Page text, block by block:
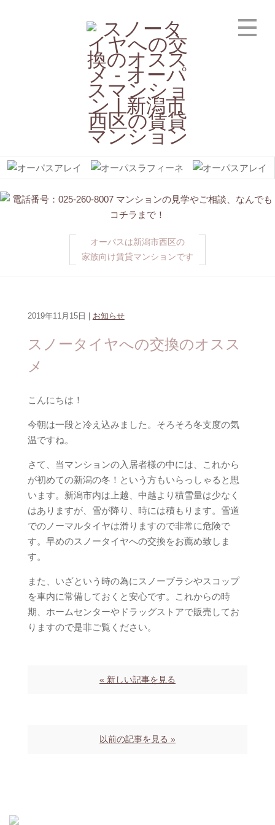
オーパスは新潟市西区の
家族向け賃貸マンションです
2019年11月15日 | お知らせ
スノータイヤへの交換のオスス
メ
こんにちは！
今朝は一段と冷え込みました。そろそろ冬支度の気
温ですね。
さて、当マンションの入居者様の中には、これから
が初めての新潟の冬！という方もいらっしゃると思
います。新潟市内は上越、中越より積雪量は少なく
はありますが、雪が降り、時には積もります。雪道
でのノーマルタイヤは滑りますので非常に危険で
す。早めのスノータイヤへの交換をお薦め致しま
す。
また、いざという時の為にスノーブラシやスコップ
を車内に常備しておくと安心です。これからの時
期、ホームセンターやドラッグストアで販売してお
りますので是非ご覧ください。
« 新しい記事を見る
以前の記事を見る »